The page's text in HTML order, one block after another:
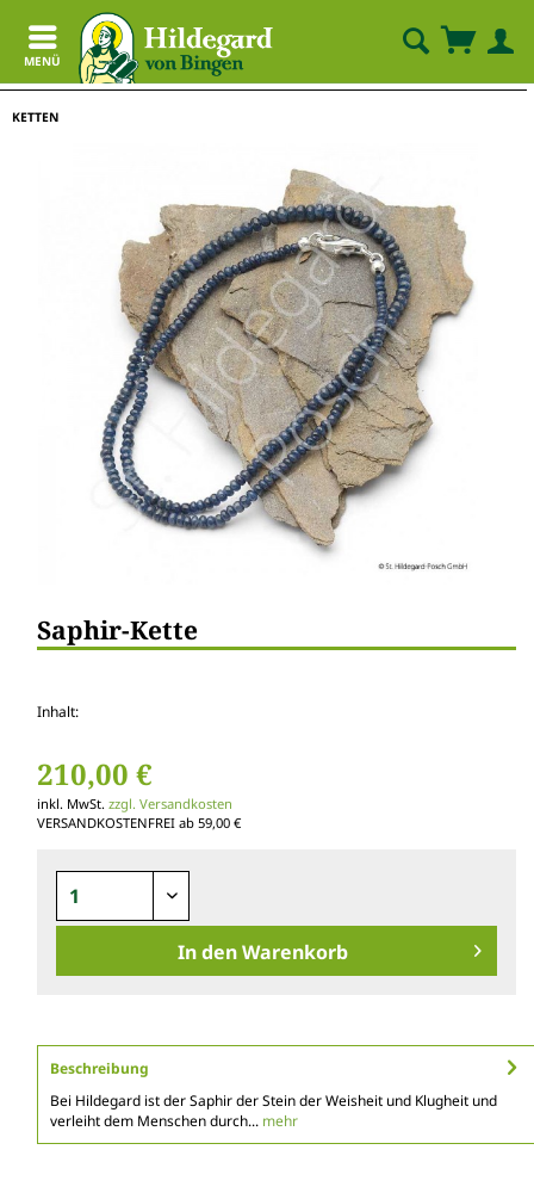
MENÜ
KETTEN
Saphir-Kette
Inhalt:
210,00 €
inkl. MwSt. zzgl. Versandkosten
VERSANDKOSTENFREI ab 59,00 €
In den Warenkorb
Beschreibung
Bei Hildegard ist der Saphir der Stein der Weisheit und Klugheit und
verleiht dem Menschen durch... mehr